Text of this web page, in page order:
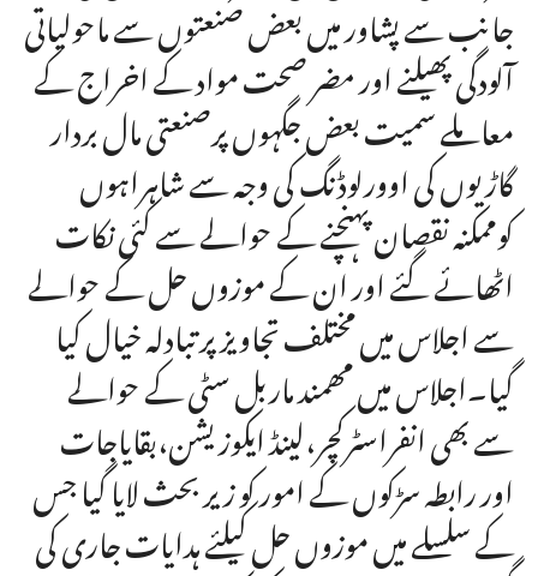
جانب سے پشاور میں بعض صنعتوں سے ماحولیاتی
آلودگی پھیلنے اور مضر صحت مواد کے اخراج کے
معاملے سمیت بعض جگہوں پرصنعتی مال بردار
گاڑیوں کی اوورلوڈنگ کی وجہ سے شاہراہوں
کوممکنہ نقصان پہنچنے کے حوالے سے کئی نکات
اٹھائے گئے اور ان کے موزوں حل کے حوالے
سے اجلاس میں مختلف تجاویز پر تبادلہ خیال کیا
گیا۔اجلاس میں مھمند ماربل سٹی کے حوالے
سے بھی انفراسٹرکچر،لینڈ ایکوزیشن،بقایاجات
اور رابطہ سڑکوں کے امور کو زیر بحث لایا گیا جس
کے سلسلے میں موزوں حل کیلئے ہدایات جاری کی